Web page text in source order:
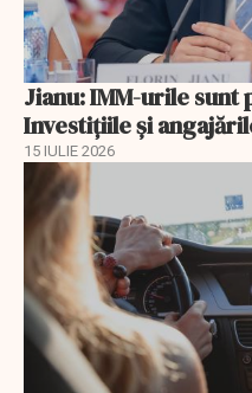
Jianu: IMM-urile
Investițiile și
15 IULIE 2026